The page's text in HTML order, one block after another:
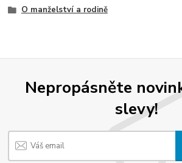
O manželství a rodině
Nepropásněte
slevy!